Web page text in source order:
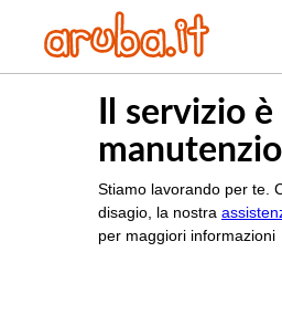
Il servizio
Stiamo lavorando per te.
disagio, la nostra
per maggiori informazioni